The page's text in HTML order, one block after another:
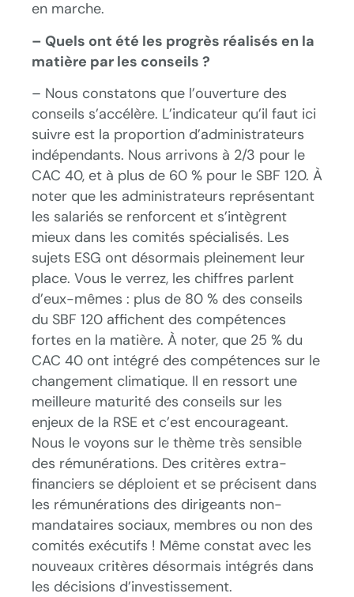
en marche.
– Quels ont été les progrès réalisés en la
matière par les conseils ?
– Nous constatons que l’ouverture des
conseils s’accélère. L’indicateur qu’il faut ici
suivre est la proportion d’administrateurs
indépendants. Nous arrivons à 2/3 pour le
CAC 40, et à plus de 60 % pour le SBF 120. À
noter que les administrateurs représentant
les salariés se renforcent et s’intègrent
mieux dans les comités spécialisés. Les
sujets ESG ont désormais pleinement leur
place. Vous le verrez, les chiffres parlent
d’eux-mêmes : plus de 80 % des conseils
du SBF 120 affichent des compétences
fortes en la matière. À noter, que 25 % du
CAC 40 ont intégré des compétences sur le
changement climatique. Il en ressort une
meilleure maturité des conseils sur les
enjeux de la RSE et c’est encourageant.
Nous le voyons sur le thème très sensible
des rémunérations. Des critères extra-
financiers se déploient et se précisent dans
les rémunérations des dirigeants non-
mandataires sociaux, membres ou non des
comités exécutifs ! Même constat avec les
nouveaux critères désormais intégrés dans
les décisions d’investissement.